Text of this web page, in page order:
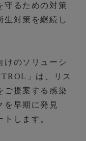
守るための対策
生対策を継続し
けのソリューシ
」は、リス
ご提案する感染
を早期に発見
します。